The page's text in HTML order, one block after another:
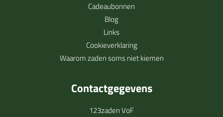
Cadeaubonnen
Blog
Links
Cookieverklaring
Waarom zaden soms niet kiemen
Contactgegevens
123zaden VoF